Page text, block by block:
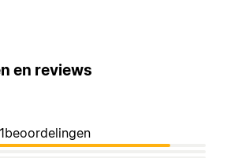
en reviews